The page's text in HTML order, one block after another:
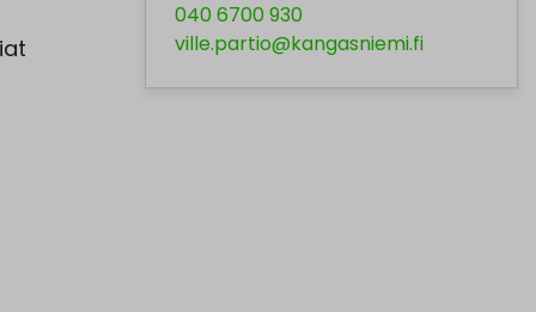
040 6700 930
ville.partio@kangasniemi.fi